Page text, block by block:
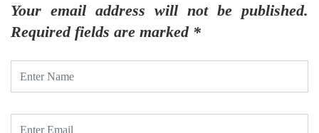
Your email address will not be published.
Required fields are marked *